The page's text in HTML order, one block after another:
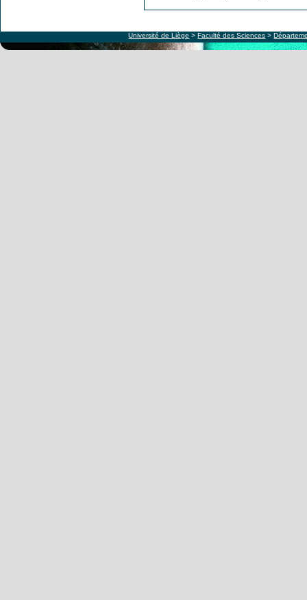
Université de Liège >Faculté des Sciences >